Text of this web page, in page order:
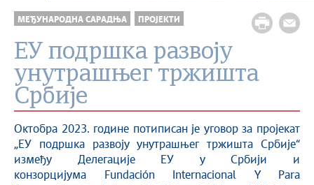
МЕЂУНАРОДНА САРАДЊА ПРОЈЕКТИ
ЕУ подршка развоју
унутрашњег тржишта
Србије
Октобра 2023. године потиписан је уговор за пројекат
„ЕУ подршка развоју унутрашњег тржишта Србије“
између Делегације ЕУ у Србији и
конзорцијума Fundación Internacional Y Para